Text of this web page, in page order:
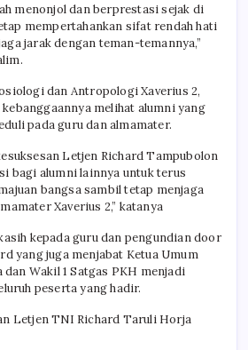
menonjol dan berprestasi sejak di
mempertahankan sifat rendah hati
jarak dengan teman-temannya,”
dan Antropologi Xaverius 2,
melihat alumni yang
pada guru dan almamater.
Letjen Richard Tampubolon
bagi alumni lainnya untuk terus
bangsa sambil tetap menjaga
Xaverius 2,” katanya
kepada guru dan pengundian door
yang juga menjabat Ketua Umum
Wakil 1 Satgas PKH menjadi
peserta yang hadir.
Letjen TNI Richard Taruli Horja